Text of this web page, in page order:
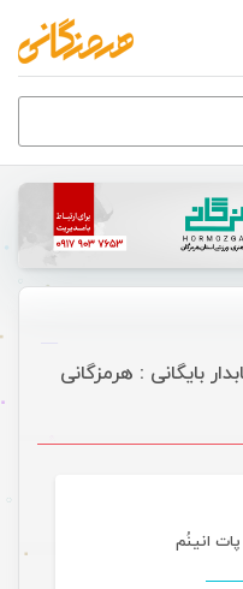
بایگانی : هرمزگانی
انینُم